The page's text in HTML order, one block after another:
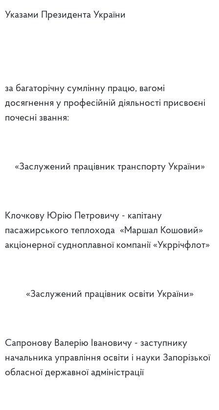
Указами Президента України
за багаторічну сумлінну працю, вагомі
досягнення у професійній діяльності присвоєні
почесні звання:
«Заслужений працівник транспорту України»
Клочкову Юрію Петровичу - капітану
пасажирського теплохода «Маршал Кошовий»
акціонерної судноплавної компанії «Укррічфлот»
«Заслужений працівник освіти України»
Сапронову Валерію Івановичу - заступнику
начальника управління освіти і науки Запорізької
обласної державної адміністрації